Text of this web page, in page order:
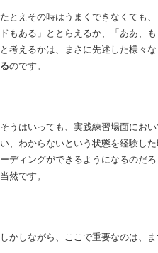
たとえその時はうまくできなくても
ドもある」ととらえるか、「ああ、
と考えるかは、まさに先述した様々
るのです。
そうはいっても、実践練習場面にお
い、わからないという状態を経験し
ーディングができるようになるのだ
当然です。
しかしながら、ここで重要なのは、